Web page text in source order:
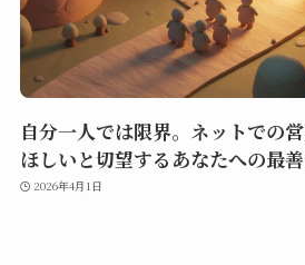
自分一人では限界。ネットでの
ほしいと切望するあなたへの最
2026年4月1日